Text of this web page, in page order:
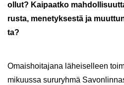
ollut? Kai­paat­ko
rus­ta, me­ne­tyk­ses­tä ja
ta?
Omais­hoi­ta­ja­na lä­hei­sel­leen
mi­kuus­sa su­ru­ryh­mä